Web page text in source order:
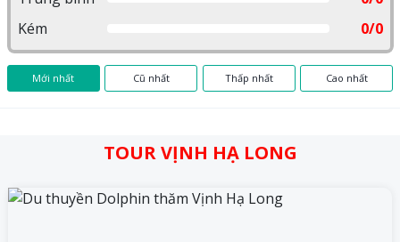
Kém
0/0
Mới nhất Cũ nhất Thấp nhất Cao nhất
TOUR VỊNH HẠ LONG